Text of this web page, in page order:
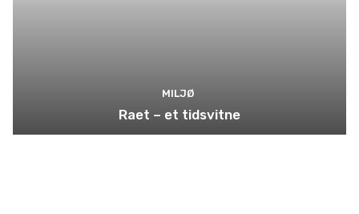
MILJØ
Raet – et tidsvitne